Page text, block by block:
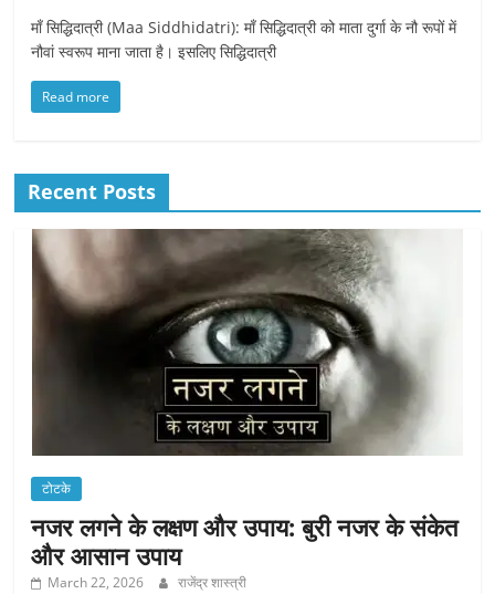
माँ सिद्धिदात्री (Maa Siddhidatri): माँ सिद्धिदात्री को माता दुर्गा के नौ रूपों में
नौवां स्वरूप माना जाता है। इसलिए सिद्धिदात्री
Read more
Recent Posts
टोटके
नजर लगने के लक्षण और उपाय: बुरी नजर के संकेत
और आसान उपाय
March 22, 2026 राजेंद्र शास्त्री